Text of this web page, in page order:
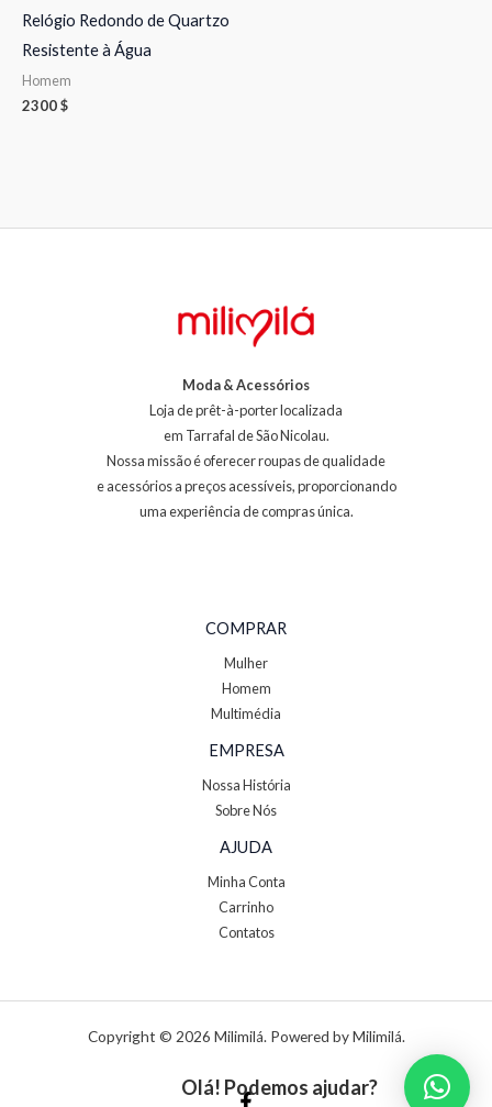
Relógio Redondo de Quartzo
Resistente à Água
Homem
2300$
Moda & Acessórios
Loja de prêt-à-porter localizada
em Tarrafal de São Nicolau.
Nossa missão é oferecer roupas de qualidade
e acessórios a preços acessíveis, proporcionando
uma experiência de compras única.
COMPRAR
Mulher
Homem
Multimédia
EMPRESA
Nossa História
Sobre Nós
AJUDA
Minha Conta
Carrinho
Contatos
Copyright © 2026 Milimilá. Powered by Milimilá.
Olá! Podemos ajudar?